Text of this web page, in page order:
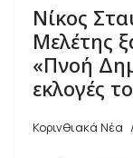
Νίκος
Μελέτης
«Πνοή
εκλογές
Κορινθιακά Νέα